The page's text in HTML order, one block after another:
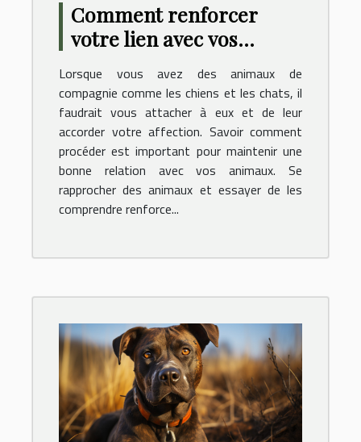
Comment renforcer
votre lien avec vos
animaux de compagnie ?
Lorsque vous avez des animaux de
compagnie comme les chiens et les chats, il
faudrait vous attacher à eux et de leur
accorder votre affection. Savoir comment
procéder est important pour maintenir une
bonne relation avec vos animaux. Se
rapprocher des animaux et essayer de les
comprendre renforce...